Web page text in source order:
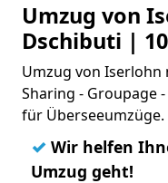
Umzug von
Dschibuti |
Umzug von Iserlohn
Sharing - Groupage
für Überseeumzüge.
✓ Wir helfen
Umzug geht!